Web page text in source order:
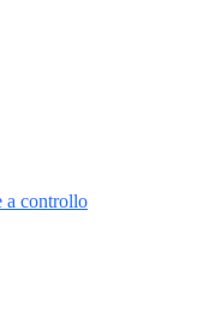
a controllo